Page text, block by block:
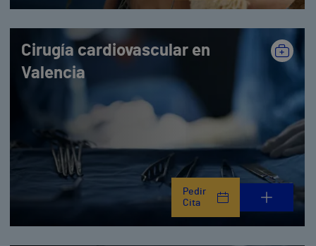
Cirugía cardiovascular en
Valencia
Pedir
Cita